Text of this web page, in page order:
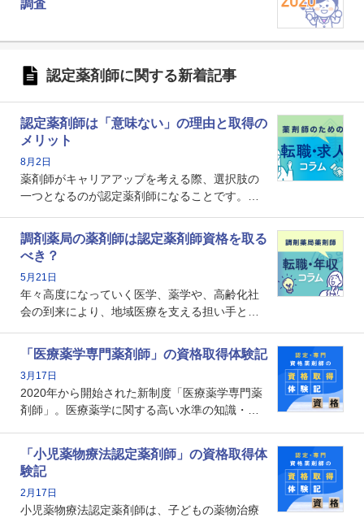
調査
認定薬剤師に関する新着記事
認定薬剤師は「意味ない」の理由と取得の
メリット
8月2日
薬剤師がキャリアアップを考える際、選択肢の
一つとなるのが認定薬剤師になることです。し
という声を聞いたことがあるかもしれません。
本記事では、認定薬剤師が「意味ない」といわ
れる理由や、取得するメリット、年収・キャリ
アへの影響を解説します。
調剤薬局の薬剤師は認定薬剤師資格を取る
べき？
5月21日
年々高度になっていく医学、薬学や、高齢化社
会の到来により、地域医療を支える担い手とし
で、重要度が増しているのが認定薬剤師という
資格です。認定薬剤師とはいったいどんな資格
なのでしょうか。それを取得するとどのような
メリットがあるのでしょうか。
「医療薬学専門薬剤師」の資格取得体験記
3月17日
2020年から開始された新制度「医療薬学専門薬
剤師」。医療薬学に関する高い水準の知識・技
剤師としての専門性を示す客観的な根拠の一つ
となります。取得要件は多岐に渡り、審査も複
数回ありますが、患者さんに対して一定の能力
の証明になる資格と言えます。
「小児薬物療法認定薬剤師」の資格取得体
験記
2月17日
小児薬物療法認定薬剤師は、子どもの薬物治療